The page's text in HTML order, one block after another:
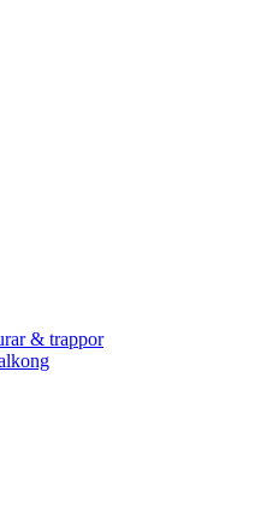
& trappor